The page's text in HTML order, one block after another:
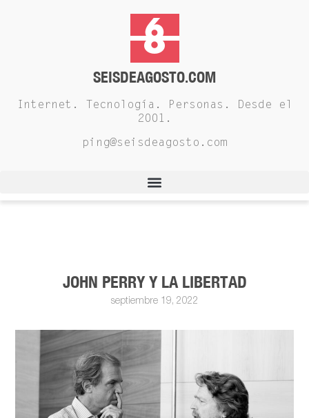
SEISDEAGOSTO.COM
Internet. Tecnología. Personas. Desde el
2001.
ping@seisdeagosto.com
JOHN PERRY Y LA LIBERTAD
septiembre 19, 2022